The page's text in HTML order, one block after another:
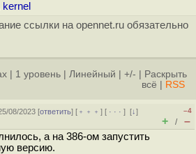
kernel
ссылки на opennet.ru обязательно
1 уровень Линейный +/-
Раскрыть
всё
RSS
08/2023 [ответить] [ ﹢﹢﹢] [ · · ·][↓]
–4
+ / –
а на 386-ом запустить
версию.